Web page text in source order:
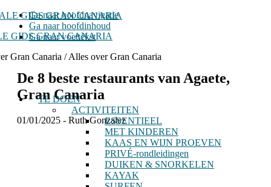
Ga naar hoofdnavigatie
Ga naar hoofdinhoud
Ga naar voettekst
GIDS GRAN CANARIA
Gran Canaria / Alles over Gran Canaria
TE DOEN
ACTIVITEITEN
ESSENTIEEL
MET KINDEREN
KAAS EN WIJN PROEVEN
PRIVÉ-rondleidingen
DUIKEN & SNORKELEN
KAYAK
De 8 beste restaurants van Agaete,
Gran Canaria
01/01/2025 - Ruth Gonzalez